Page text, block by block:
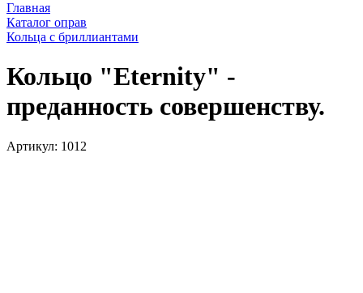
Главная
Каталог оправ
Кольца с бриллиантами
Кольцо "Eternity" -
преданность совершенству.
Артикул: 1012